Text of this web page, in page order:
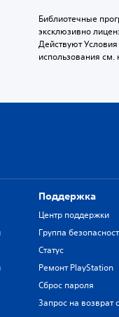
Библиотечные
эксклюзивно
Действуют
использования
Поддержка
Центр поддержки
Группа
Статус
Ремонт PlayStation
Сброс пароля
Запрос на возврат